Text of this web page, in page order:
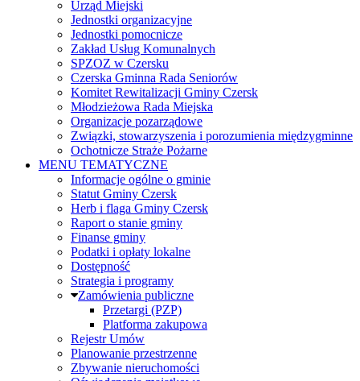
Urząd Miejski
Jednostki organizacyjne
Jednostki pomocnicze
Zakład Usług Komunalnych
SPZOZ w Czersku
Czerska Gminna Rada Seniorów
Komitet Rewitalizacji Gminy Czersk
Młodzieżowa Rada Miejska
Organizacje pozarządowe
Związki, stowarzyszenia i porozumienia międzygminne
Ochotnicze Straże Pożarne
MENU TEMATYCZNE
Informacje ogólne o gminie
Statut Gminy Czersk
Herb i flaga Gminy Czersk
Raport o stanie gminy
Finanse gminy
Podatki i opłaty lokalne
Dostępność
Strategia i programy
Zamówienia publiczne
Przetargi (PZP)
Platforma zakupowa
Rejestr Umów
Planowanie przestrzenne
Zbywanie nieruchomości